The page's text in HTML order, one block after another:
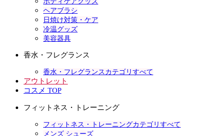
ヘアブラシ
日焼け対策・ケア
冷温グッズ
美容器具
香水・フレグランス
香水・フレグランスカテゴリすべて
アウトレット
コスメ TOP
フィットネス・トレーニング
フィットネス・トレーニングカテゴリすべて
メンズ シューズ